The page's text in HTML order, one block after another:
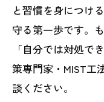
と習慣を身につけ
守る第一歩です。
「自分では対処で
策専門家・MIST工
談ください。